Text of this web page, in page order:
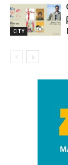
CITY